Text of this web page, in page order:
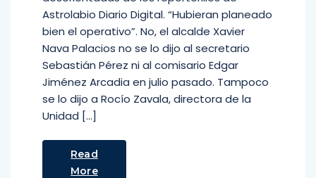
Astrolabio Diario Digital. “Hubieran planeado
bien el operativo”. No, el alcalde Xavier
Nava Palacios no se lo dijo al secretario
Sebastián Pérez ni al comisario Edgar
Jiménez Arcadia en julio pasado. Tampoco
se lo dijo a Rocío Zavala, directora de la
Unidad […]
Read
More